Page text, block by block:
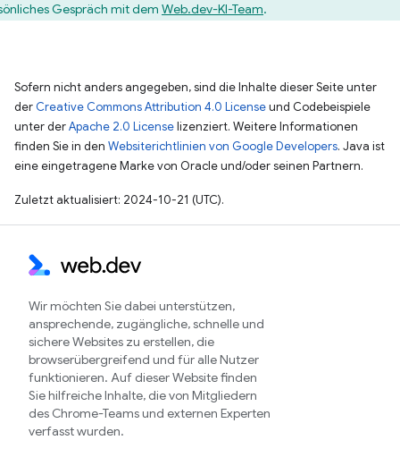
Gespräch mit dem Web.dev-KI-Team.
Sofern nicht anders angegeben, sind die Inhalte dieser Seite unter
der Creative Commons Attribution 4.0 Licenseund Codebeispiele
unter derApache 2.0 Licenselizenziert. Weitere Informationen
finden Sie in den Websiterichtlinien von Google Developers. Java ist
eine eingetragene Marke von Oracle und/oder seinen Partnern.
Zuletzt aktualisiert: 2024-10-21 (UTC).
Wir möchten Sie dabei unterstützen,
ansprechende, zugängliche, schnelle und
sichere Websites zu erstellen, die
browserübergreifend und für alle Nutzer
funktionieren. Auf dieser Website finden
Sie hilfreiche Inhalte, die von Mitgliedern
des Chrome-Teams und externen Experten
verfasst wurden.